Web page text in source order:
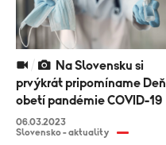
prvýkrát pripomíname Deň
obetí pandémie COVID-19
06.03.2023
Slovensko - aktuality